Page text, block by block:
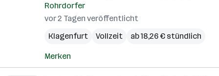
Rohrdorfer
vor 2 Tagen veröffentlicht
Klagenfurt
Vollzeit ab 18,26 € stündlich
Merken